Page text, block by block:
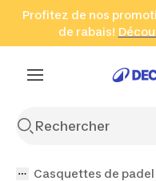
Aller à la recherche
Profitez de nos
de rabais!
en
(Zones
Casquettes de padel